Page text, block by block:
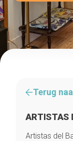
Terug
ARTISTAS
Artistas del